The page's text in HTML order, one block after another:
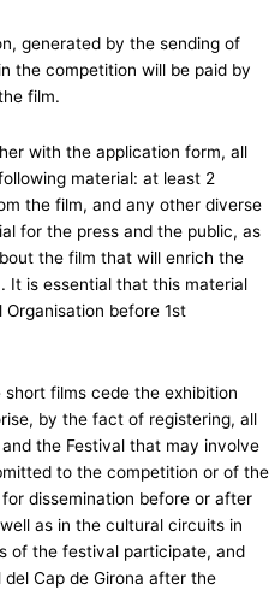
generated by the sending of
the competition will be paid by
film.
with the application form, all
material: at least 2
the film, and any other diverse
for the press and the public, as
the film that will enrich the
It is essential that this material
before 1st
films cede the exhibition
by the fact of registering, all
the Festival that may involve
to the competition or of the
dissemination before or after
as in the cultural circuits in
of the festival participate, and
Cap de Girona after the